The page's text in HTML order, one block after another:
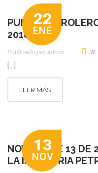
22
ENE
PULSO
2018
Publicado por Admin 0
[…]
LEER MÁS
13
NOV
NOVIEMBRE 13 DE
LA INDUSTRIA